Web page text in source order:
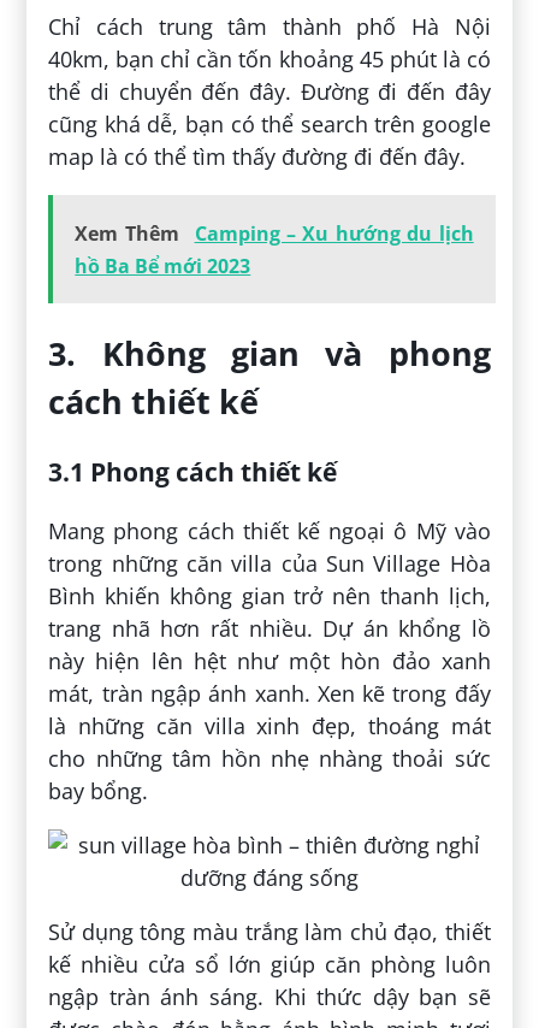
Chỉ cách trung tâm thành phố Hà Nội
40km, bạn chỉ cần tốn khoảng 45 phút là có
thể di chuyển đến đây. Đường đi đến đây
cũng khá dễ, bạn có thể search trên google
map là có thể tìm thấy đường đi đến đây.
Xem Thêm
Camping – Xu hướng du lịch
hồ Ba Bể mới 2023
3. Không gian và phong
cách thiết kế
3.1 Phong cách thiết kế
Mang phong cách thiết kế ngoại ô Mỹ vào
trong những căn villa của Sun Village Hòa
Bình khiến không gian trở nên thanh lịch,
trang nhã hơn rất nhiều. Dự án khổng lồ
này hiện lên hệt như một hòn đảo xanh
mát, tràn ngập ánh xanh. Xen kẽ trong đấy
là những căn villa xinh đẹp, thoáng mát
cho những tâm hồn nhẹ nhàng thoải sức
bay bổng.
Sử dụng tông màu trắng làm chủ đạo, thiết
kế nhiều cửa sổ lớn giúp căn phòng luôn
ngập tràn ánh sáng. Khi thức dậy bạn sẽ